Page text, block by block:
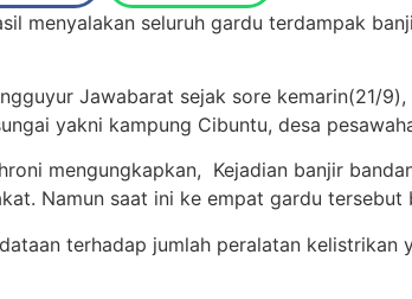
menyalakan seluruh gardu terdampak
Jawabarat sejak sore kemarin(21/
yakni kampung Cibuntu, desa
mengungkapkan, Kejadian banjir
Namun saat ini ke empat gardu tersebut
terhadap jumlah peralatan